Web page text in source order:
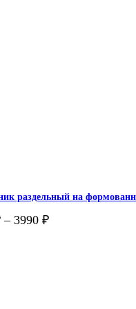
раздельный на
– 3990 ₽